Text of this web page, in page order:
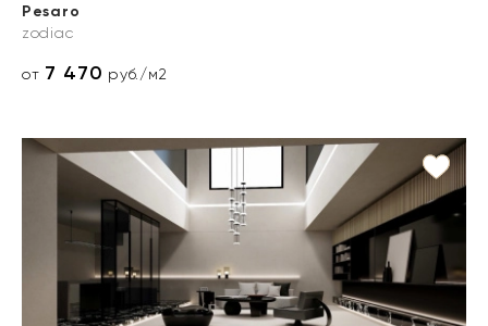
Pesaro
zodiac
от 7 470 руб./м2